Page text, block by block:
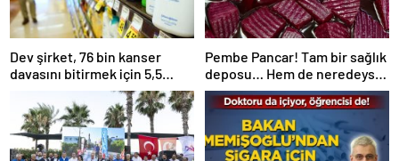
Dev şirket, 76 bin kanser
davasını bitirmek için 5,5
milyar doları gözden çıkardı
Pembe Pancar! Tam bir sağlık
deposu… Hem de neredeyse
sıfır kalori